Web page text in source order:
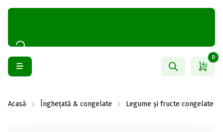
0
Acasă Înghețată & congelate Legume și fructe congelate